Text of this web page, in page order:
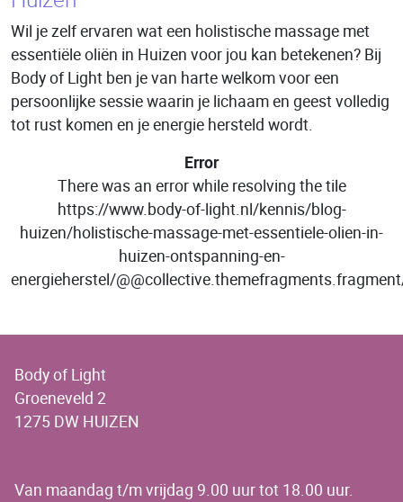
Wil je zelf ervaren wat een holistische massage met
essentiële oliën in Huizen voor jou kan betekenen? Bij
Body of Light ben je van harte welkom voor een
persoonlijke sessie waarin je lichaam en geest volledig
tot rust komen en je energie hersteld wordt.
Error
There was an error while resolving the tile
https://www.body-of-light.nl/kennis/blog-
huizen/holistische-massage-met-essentiele-olien-in-
huizen-ontspanning-en-
energieherstel/
Body of Light
Groeneveld 2
1275 DW HUIZEN
Van maandag t/m vrijdag 9.00 uur tot 18.00 uur.